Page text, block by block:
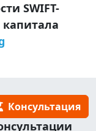
SWIFT-
Консультация